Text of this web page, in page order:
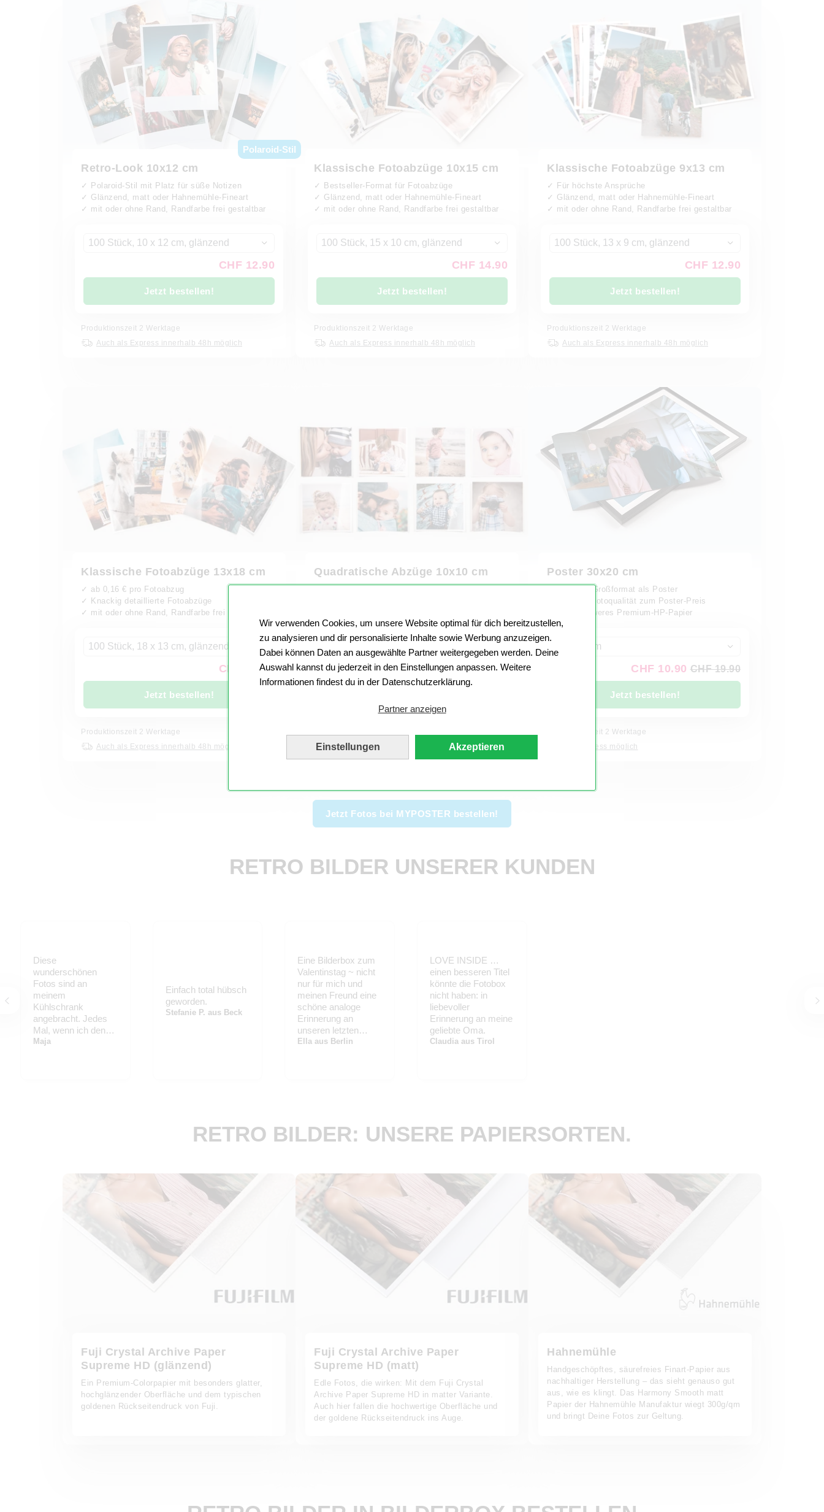
Wir verwenden Cookies, um unsere Website optimal für dich bereitzustellen,
zu analysieren und dir personalisierte Inhalte sowie Werbung anzuzeigen.
Dabei können Daten an ausgewählte Partner weitergegeben werden. Deine
Auswahl kannst du jederzeit in den Einstellungen anpassen. Weitere
Informationen findest du in der Datenschutzerklärung.
Partner anzeigen
Einstellungen Akzeptieren
Polaroid-Stil
Retro-Look 10x12 cm
✓ Polaroid-Stil mit Platz für süße Notizen
✓ Glänzend, matt oder Hahnemühle-Fineart
✓ mit oder ohne Rand, Randfarbe frei gestaltbar
100 Stück, 10 x 12 cm, glänzend
CHF 12.90
Jetzt bestellen!
Produktionszeit 2 Werktage
Auch als Express innerhalb 48h möglich
Klassische Fotoabzüge 10x15 cm
✓ Bestseller-Format für Fotoabzüge
✓ Glänzend, matt oder Hahnemühle-Fineart
✓ mit oder ohne Rand, Randfarbe frei gestaltbar
100 Stück, 15 x 10 cm, glänzend
CHF 14.90
Jetzt bestellen!
Produktionszeit 2 Werktage
Auch als Express innerhalb 48h möglich
Klassische Fotoabzüge 9x13 cm
✓ Für höchste Ansprüche
✓ Glänzend, matt oder Hahnemühle-Fineart
✓ mit oder ohne Rand, Randfarbe frei gestaltbar
100 Stück, 13 x 9 cm, glänzend
CHF 12.90
Jetzt bestellen!
Produktionszeit 2 Werktage
Auch als Express innerhalb 48h möglich
Klassische Fotoabzüge 13x18 cm
✓ ab 0,16 € pro Fotoabzug
✓ Knackig detaillierte Fotoabzüge
✓ mit oder ohne Rand, Randfarbe frei gestaltbar
100 Stück, 18 x 13 cm, glänzend
CHF 24.90
Jetzt bestellen!
Produktionszeit 2 Werktage
Auch als Express innerhalb 48h möglich
Quadratische Abzüge 10x10 cm
100 Stück, 10 x 10 cm, glänzend
CHF 12.90
Auch als Express innerhalb 48h möglich
Poster 30x20 cm
✓ Retro im Großformat als Poster
Brillante Fotoqualität zum Poster-Preis
250g schweres Premium-HP-Papier
30 x 20 cm
CHF 10.90 CHF 19.90
Jetzt bestellen!
Produktionszeit 2 Werktage
48h Express möglich
Jetzt Fotos bei MYPOSTER bestellen!
RETRO BILDER UNSERER KUNDEN
Diese
wunderschönen
Fotos sind an
meinem
Kühlschrank
angebracht. Jedes
Mal, wenn ich den
Kühlschrank öffne
Maja
Einfach total hübsch
geworden.
Stefanie P. aus Beck
Eine Bilderbox zum
Valentinstag ~ nicht
nur für mich und
meinen Freund eine
schöne analoge
Erinnerung an
unseren letzten
Parisurlaub, sondern
Ella aus Berlin
LOVE INSIDE …
einen besseren Titel
könnte die Fotobox
nicht haben: in
liebevoller
Erinnerung an meine
geliebte Oma.
Claudia aus Tirol
RETRO BILDER: UNSERE PAPIERSORTEN.
Fuji Crystal Archive Paper
Supreme HD (glänzend)
Ein Premium-Colorpapier mit besonders glatter,
hochglänzender Oberfläche und dem typischen
goldenen Rückseitendruck von Fuji.
Fuji Crystal Archive Paper
Supreme HD (matt)
Edle Fotos, die wirken: Mit dem Fuji Crystal
Archive Paper Supreme HD in matter Variante.
Auch hier fallen die hochwertige Oberfläche und
der goldene Rückseitendruck ins Auge.
Hahnemühle
Handgeschöpftes, säurefreies Finart-Papier aus
nachhaltiger Herstellung – das sieht genauso gut
aus, wie es klingt. Das Harmony Smooth matt
Papier der Hahnemühle Manufaktur wiegt 300g/qm
und bringt Deine Fotos zur Geltung.